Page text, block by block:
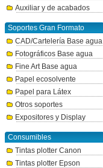
Auxiliar y de acabados
Soportes Gran Formato
CAD/Cartelería Base agua
Fotográficos Base agua
Fine Art Base agua
Papel ecosolvente
Papel para Látex
Otros soportes
Expositores y Display
Consumibles
Tintas plotter Canon
Tintas plotter Epson